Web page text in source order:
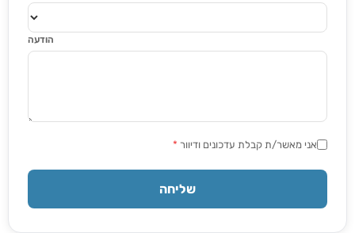
הודעה
אני מאשר/ת קבלת עדכונים ודיוור *
שליחה